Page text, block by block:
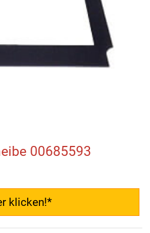
00685593
klicken!*